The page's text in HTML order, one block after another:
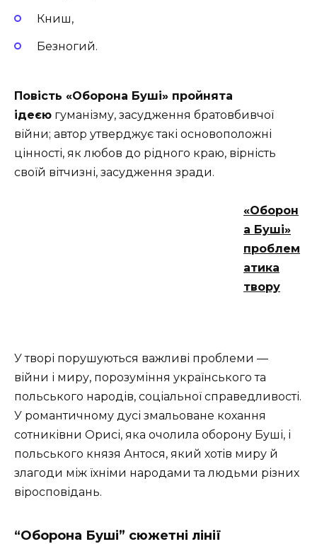
Книш,
Безногий.
Повість «Оборона Буші» пройнята
ідеєю гуманізму, засудження братовбивчої
війни; автор утверджує такі основоположні
цінності, як любов до рідного краю, вірність
своїй вітчизні, засудження зради.
«Оборон
а Буші»
проблем
атика
твору
У творі порушуються важливі проблеми —
війни і миру, порозуміння українського та
польського народів, соціальної справедливості.
У романтичному дусі змальоване кохання
сотниківни Орисі, яка очолила оборону Буші, і
польського князя Антося, який хотів миру й
злагоди між їхніми народами та людьми різних
віросповідань.
“Оборона Буші” сюжетні лінії